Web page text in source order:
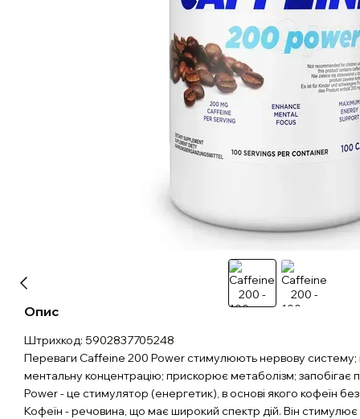
Опис
Штрихкод: 5902837705248
Переваги Caffeine 200 Power стимулюють нервову
ментальну концентрацію; прискорює метаболізм;
Power - це стимулятор (енергетик), в основі якого кофеїн
Кофеїн - речовина, що має широкий спектр дій. Він